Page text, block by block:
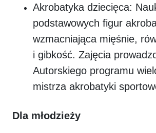
Akrobatyka dziecięca:
podstawowych figur
wzmacniająca mięśnie,
i gibkość. Zajęcia
Autorskiego programu
mistrza akrobatyki
Dla młodzieży